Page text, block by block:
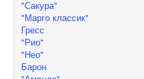
"Сакура"
"Марго классик"
Гресс
"Рио"
"Нео"
Барон